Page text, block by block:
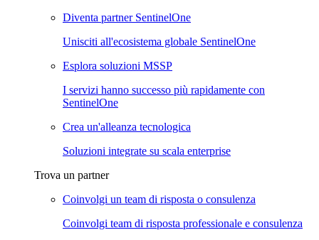
Diventa partner SentinelOne
Unisciti all'ecosistema globale SentinelOne
Esplora soluzioni MSSP
I servizi hanno successo più rapidamente con
SentinelOne
Crea un'alleanza tecnologica
Soluzioni integrate su scala enterprise
Trova un partner
Coinvolgi un team di risposta o consulenza
Coinvolgi team di risposta professionale e consulenza